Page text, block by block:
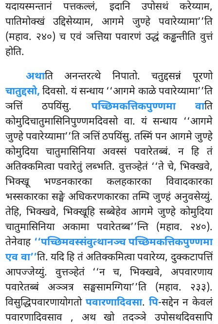
यदायस्मन्तानं पत्तकल्लं, इदानि उपोसथं करेय्याम,
पातिमोक्खं उद्दिसेय्याम, आगमे जुण्हे पवारेय्यामा’’ति
(महाव. २४०) च एवं ञत्तिया पवारणं उद्धं कड्ढन्तीति वुत्तं
होति.
अथाति अनन्तरत्थे निपातो. चतुद्दसन्नं पूरणो
चातुद्दसो, दिवसो. यं सन्धाय ‘‘आगमे काळे पवारेय्यामा’’ति
ञत्तिं ठपयिंसु. पच्छिमकत्तिकपुण्णमा वाति
कोमुदिचातुमासिनिपुण्णमदिवसो वा. यं सन्धाय ‘‘आगमे
जुण्हे पवारेय्यामा’’ति ञत्तिं ठपयिंसु. तस्मिं पन आगमे जुण्हे
कोमुदिया चातुमासिनिया अवस्सं पवारेतब्बं. न हि तं
अतिक्कमित्वा पवारेतुं लब्भति. वुत्तञ्हेतं ‘‘ते चे, भिक्खवे,
भिक्खू भण्डनकारका कलहकारका विवादकारका
भस्सकारका सङ्घे अधिकरणकारका तम्पि जुण्हं अनुवसेय्युं.
तेहि, भिक्खवे, भिक्खूहि सब्बेहेव आगमे जुण्हे कोमुदिया
चातुमासिनिया अकामा पवारेतब्ब’’न्ति (महाव. २४०).
तेनेवाह ‘‘पच्छिमवस्संवुत्थानञ्च पच्छिमकत्तिकपुण्णमा
एव वा’’ति. यदि हि तं अतिक्कमित्वा पवारेय्य, दुक्कटापत्तिं
आपज्जेय्युं. वुत्तञ्हेतं ‘‘न च, भिक्खवे, अपवारणाय
पवारेतब्बं अञ्ञत्र सङ्घसामग्गिया’’ति (महाव. २३३).
विसुद्धिपवारणायोगतो पवारणादिवसा. पि-सद्देन न केवलं
पवारणादिवसाव , अथ खो तदञ्ञे उपोसथदिवसापि